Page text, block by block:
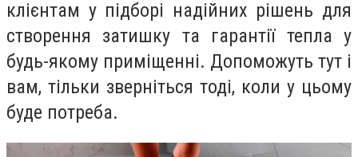
клієнтам у підборі надійних рішень для
створення затишку та гарантії тепла у
будь-якому приміщенні. Допоможуть тут і
вам, тільки зверніться тоді, коли у цьому
буде потреба.